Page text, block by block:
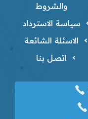
والشروط
سياسة الاسترداد
الاسئلة الشائعة
اتصل بنا